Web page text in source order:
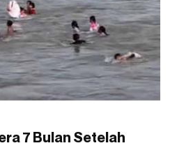
7 Bulan Setelah